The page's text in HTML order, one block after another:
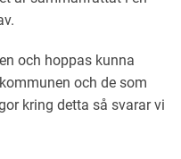
och hoppas kunna
och de som
kring detta så svarar vi